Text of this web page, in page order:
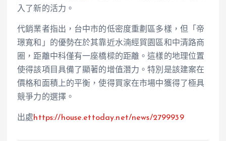
入了新的活力。
代銷業者指出，台中市的低密度重劃區多樣，但「帝
璟寬和」的優勢在於其靠近水湳經貿園區和中清路商
圈，距離中科僅有一座橋樑的距離。這樣的地理位置
使得該項目具備了顯著的增值潛力。特別是該建案在
價格和面積上的平衡，使得買家在市場中獲得了極具
競爭力的選擇。
出處https://house.ettoday.net/news/2799939